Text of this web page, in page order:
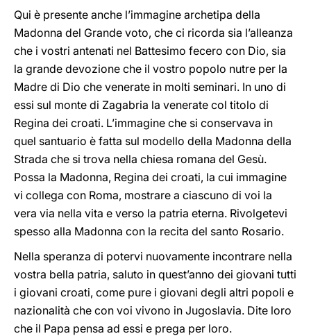
Qui è presente anche l’immagine archetipa della
Madonna del Grande voto, che ci ricorda sia l’alleanza
che i vostri antenati nel Battesimo fecero con Dio, sia
la grande devozione che il vostro popolo nutre per la
Madre di Dio che venerate in molti seminari. In uno di
essi sul monte di Zagabria la venerate col titolo di
Regina dei croati. L’immagine che si conservava in
quel santuario è fatta sul modello della Madonna della
Strada che si trova nella chiesa romana del Gesù.
Possa la Madonna, Regina dei croati, la cui immagine
vi collega con Roma, mostrare a ciascuno di voi la
vera via nella vita e verso la patria eterna. Rivolgetevi
spesso alla Madonna con la recita del santo Rosario.
Nella speranza di potervi nuovamente incontrare nella
vostra bella patria, saluto in quest’anno dei giovani tutti
i giovani croati, come pure i giovani degli altri popoli e
nazionalità che con voi vivono in Jugoslavia. Dite loro
che il Papa pensa ad essi e prega per loro.